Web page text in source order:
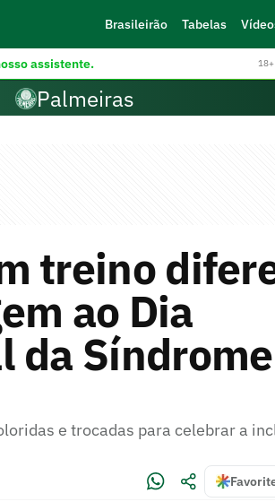
Brasileirão Tabelas
assistente.
Palmeiras
treino
ao Dia
da
e trocadas para celebrar a